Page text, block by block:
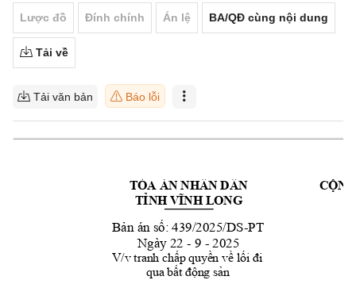
Lược đồ Đính chính Án lệ BA/QĐ cùng nội dung
Tải về
Tải văn bản Báo lỗi
TÒA ÁN NHÂN DÂN
TỈNH VĨNH LONG
Bản án số: 439/2025/DS-PT
Ngày 22 - 9 - 2025
V/v tranh chấp quyền về lối đi
qua bất động sản